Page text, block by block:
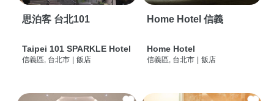
思泊客 台北101
Taipei 101 SPARKLE Hotel
信義區, 台北市 飯店
Home Hotel 信義
Home Hotel
信義區, 台北市 飯店